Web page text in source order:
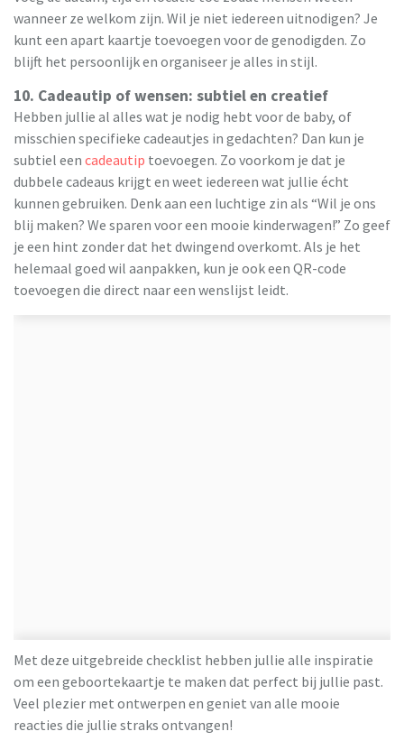
wanneer ze welkom zijn. Wil je niet iedereen uitnodigen? Je
kunt een apart kaartje toevoegen voor de genodigden. Zo
blijft het persoonlijk en organiseer je alles in stijl.
10. Cadeautip of wensen: subtiel en creatief
Hebben jullie al alles wat je nodig hebt voor de baby, of
misschien specifieke cadeautjes in gedachten? Dan kun je
subtiel een cadeautip toevoegen. Zo voorkom je dat je
dubbele cadeaus krijgt en weet iedereen wat jullie écht
kunnen gebruiken. Denk aan een luchtige zin als “Wil je ons
blij maken? We sparen voor een mooie kinderwagen!” Zo geef
je een hint zonder dat het dwingend overkomt. Als je het
helemaal goed wil aanpakken, kun je ook een QR-code
toevoegen die direct naar een wenslijst leidt.
Met deze uitgebreide checklist hebben jullie alle inspiratie
om een geboortekaartje te maken dat perfect bij jullie past.
Veel plezier met ontwerpen en geniet van alle mooie
reacties die jullie straks ontvangen!